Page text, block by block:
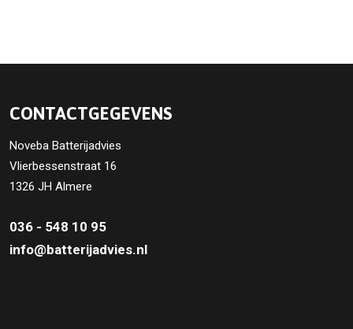
CONTACTGEGEVENS
Noveba Batterijadvies
Vlierbessenstraat 16
1326 JH Almere
036 - 548 10 95
info@batterijadvies.nl